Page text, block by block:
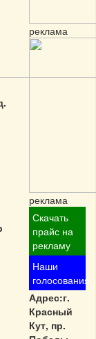
реклама
реклама
Скачать
прайс на
рекламу
Наши
голосования
Адрес:г.
Красный
Кут, пр.